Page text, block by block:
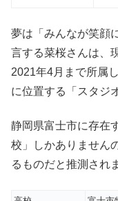
夢は「みんなが笑顔
言する菜桜さんは、
2021年4月まで所属
に位置する「スタジ
静岡県富士市に存在
校」しかありません
るものだと推測され